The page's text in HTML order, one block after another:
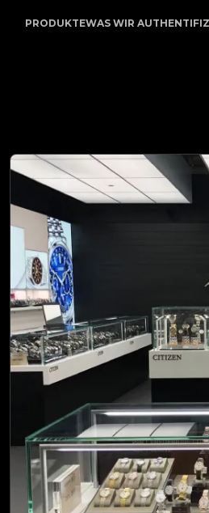
für Luxusauthentifizierung |
PRODUKTEWAS WIR